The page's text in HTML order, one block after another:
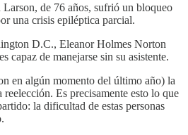
Larson, de 76 años, sufrió un bloqueo
una crisis epiléptica parcial.
D.C., Eleanor Holmes Norton
capaz de manejarse sin su asistente.
en algún momento del último año) la
reelección. Es precisamente esto lo que
la dificultad de estas personas